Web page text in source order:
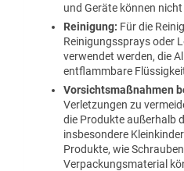
und Geräte können
Reinigung: Für die
Reinigungssprays oder
verwendet werden, die
entflammbare
Vorsichtsmaßnahmen
Verletzungen zu
die Produkte außerhalb
insbesondere
Produkte, wie
Verpackungsmaterial